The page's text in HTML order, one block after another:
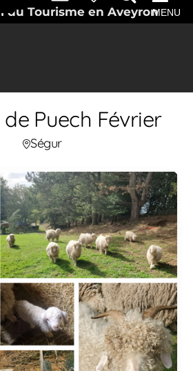
du Tourisme en AveyronMENU
Puech Février
Ségur